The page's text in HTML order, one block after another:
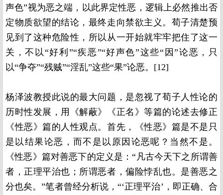
声色”视为恶之端，以此界定性恶，逻辑上必然推出否
定物质欲望的结论，最终走向禁欲主义。荀子清楚预
见到了这种危险性，所以从一开始就牢牢把住了这一
关，不以“好利”“疾恶”“好声色”这些“因”论恶，只
以“争夺”“残贼”“淫乱”这些“果”论恶。[12]
杨泽波教授此说的最大问题，是忽视了荀子人性论的
历时性发展，用《解蔽》《正名》等篇的论述去修正
《性恶》篇的人性观点。首先，《性恶》篇是不是只
是以结果论恶，而不是以原因论恶呢？当然不是。
《性恶》篇对善恶下的定义是：“凡古今天下之所谓善
者，正理平治也；所谓恶者，偏险悖乱也。是善恶之
分也矣。”笔者曾经分析说，“‘正理平治’，即正确、合